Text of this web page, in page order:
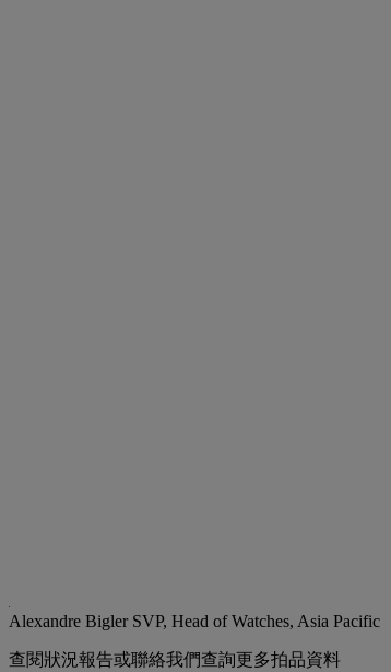
Alexandre Bigler SVP, Head of Watches, Asia Pacific
查閱狀況報告或聯絡我們查詢更多拍品資料